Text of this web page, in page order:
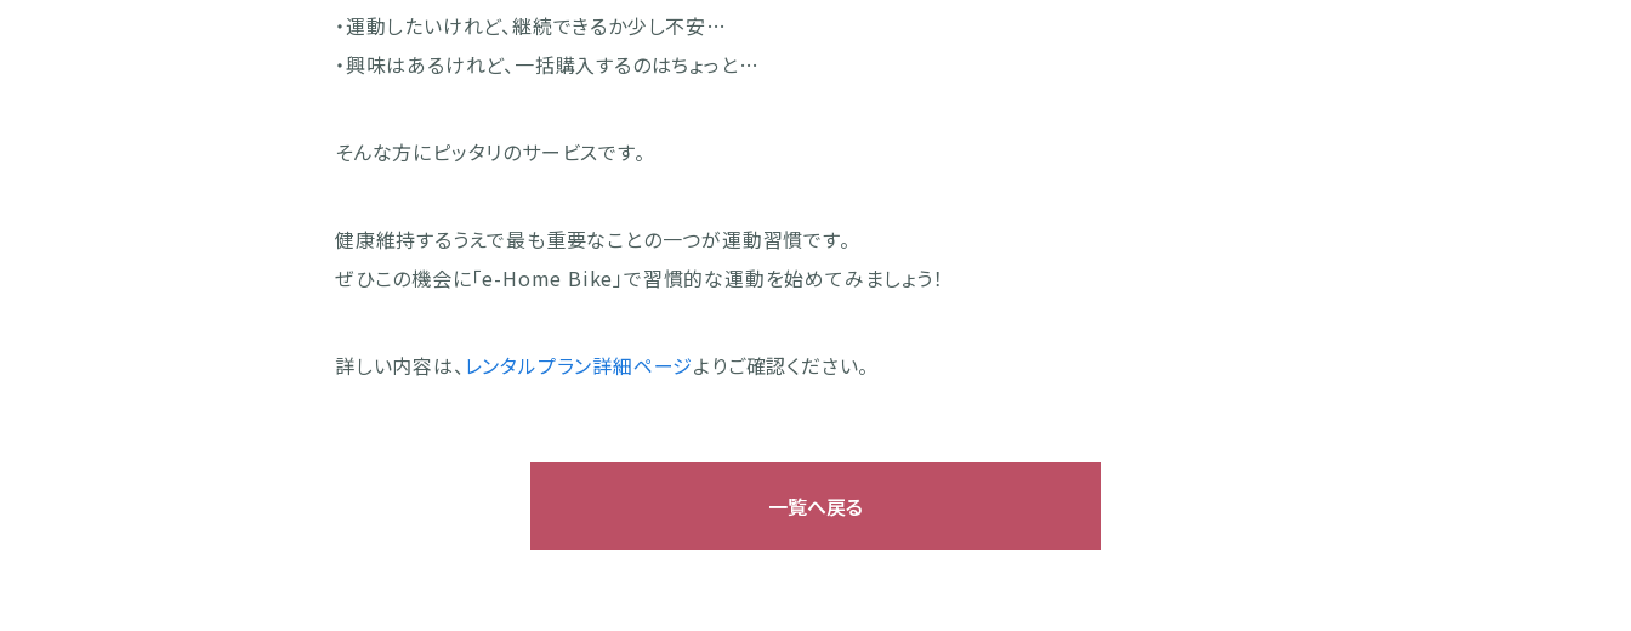
・運動したいけれど、継続できるか少し不安…
・興味はあるけれど、一括購入するのはちょっと…
そんな方にピッタリのサービスです。
健康維持するうえで最も重要なことの一つが運動習慣です。
ぜひこの機会に「e-Home Bike」で習慣的な運動を始めてみましょう！
詳しい内容は、 レンタルプラン詳細ページよりご確認ください。
一覧へ戻る